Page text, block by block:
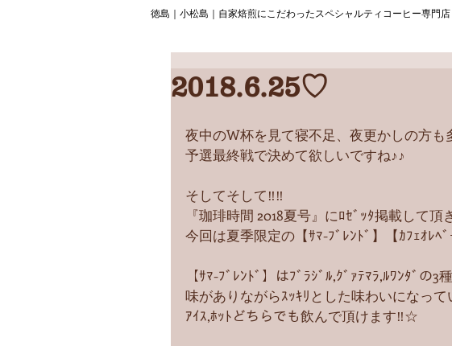
徳島｜小松島｜自家焙煎にこだわったスペシャルティコーヒー専門
2018.6.25♡
夜中のW杯を見て寝不足、夜更かしの方
予選最終戦で決めて欲しいですね♪♪
そしてそして‼︎‼︎
『珈琲時間 2018夏号』にﾛｾﾞｯﾀ掲載して
今回は夏季限定の【ｻﾏ-ﾌﾞﾚﾝﾄﾞ】【ｶﾌｪｵﾚﾍ
【ｻﾏ-ﾌﾞﾚﾝﾄﾞ】はﾌﾞﾗｼﾞﾙ,ｸﾞｧﾃﾏﾗ,ﾙﾜﾝﾀﾞの
味がありながらｽｯｷﾘとした味わいになっ
ｱｲｽ,ﾎｯﾄどちらでも飲んで頂けます‼︎☆